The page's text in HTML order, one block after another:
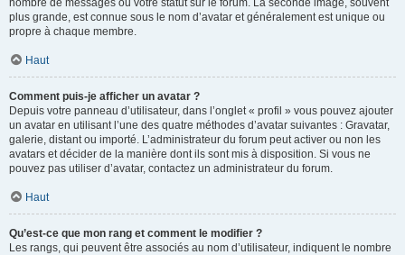
nombre de messages ou votre statut sur le forum. La seconde image, souvent
plus grande, est connue sous le nom d’avatar et généralement est unique ou
propre à chaque membre.
Haut
Comment puis-je afficher un avatar ?
Depuis votre panneau d’utilisateur, dans l’onglet « profil » vous pouvez ajouter
un avatar en utilisant l’une des quatre méthodes d’avatar suivantes : Gravatar,
galerie, distant ou importé. L’administrateur du forum peut activer ou non les
avatars et décider de la manière dont ils sont mis à disposition. Si vous ne
pouvez pas utiliser d’avatar, contactez un administrateur du forum.
Haut
Qu’est-ce que mon rang et comment le modifier ?
Les rangs, qui peuvent être associés au nom d’utilisateur, indiquent le nombre